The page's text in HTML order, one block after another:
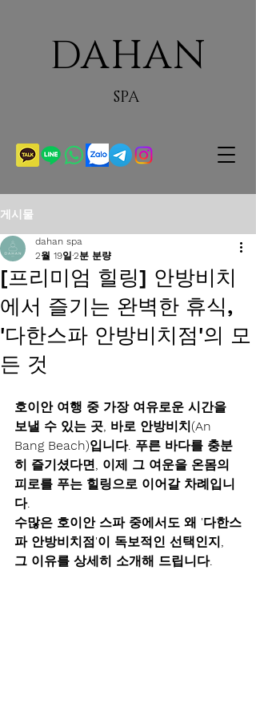
SPA
DAHAN
게시물
[프리미엄 힐링] 안방비치
에서 즐기는 완벽한 휴식,
'다한스파 안방비치점'의 모
든 것
dahan spa
2월 19일 2분 분량
호이안 여행 중 가장 여유로운 시간을
보낼 수 있는 곳, 바로 안방비치(An
Bang Beach)입니다. 푸른 바다를 충분
히 즐기셨다면, 이제 그 여운을 온몸의
피로를 푸는 힐링으로 이어갈 차례입니
다.
수많은 호이안 스파 중에서도 왜 '다한스
파 안방비치점'이 독보적인 선택인지,
그 이유를 상세히 소개해 드립니다.